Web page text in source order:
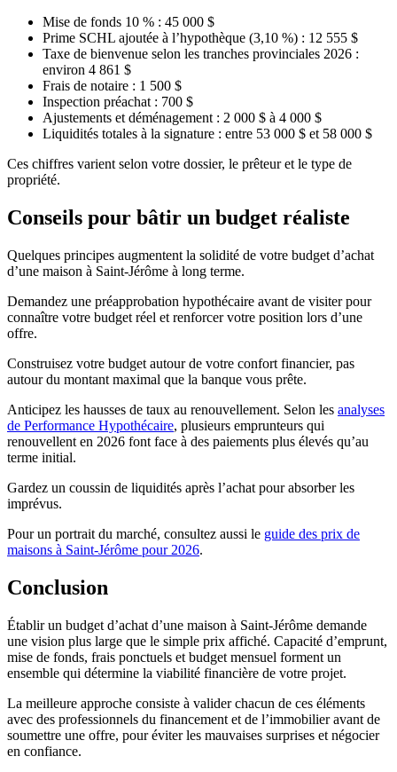
Mise de fonds 10 % : 45 000 $
Prime SCHL ajoutée à l’hypothèque (3,10 %) : 12 555 $
Taxe de bienvenue selon les tranches provinciales 2026 :
environ 4 861 $
Frais de notaire : 1 500 $
Inspection préachat : 700 $
Ajustements et déménagement : 2 000 $ à 4 000 $
Liquidités totales à la signature : entre 53 000 $ et 58 000 $
Ces chiffres varient selon votre dossier, le prêteur et le type de
propriété.
Conseils pour bâtir un budget réaliste
Quelques principes augmentent la solidité de votre budget d’achat
d’une maison à Saint-Jérôme à long terme.
Demandez une préapprobation hypothécaire avant de visiter pour
connaître votre budget réel et renforcer votre position lors d’une
offre.
Construisez votre budget autour de votre confort financier, pas
autour du montant maximal que la banque vous prête.
Anticipez les hausses de taux au renouvellement. Selon les analyses
de Performance Hypothécaire, plusieurs emprunteurs qui
renouvellent en 2026 font face à des paiements plus élevés qu’au
terme initial.
Gardez un coussin de liquidités après l’achat pour absorber les
imprévus.
Pour un portrait du marché, consultez aussi le guide des prix de
maisons à Saint-Jérôme pour 2026.
Conclusion
Établir un budget d’achat d’une maison à Saint-Jérôme demande
une vision plus large que le simple prix affiché. Capacité d’emprunt,
mise de fonds, frais ponctuels et budget mensuel forment un
ensemble qui détermine la viabilité financière de votre projet.
La meilleure approche consiste à valider chacun de ces éléments
avec des professionnels du financement et de l’immobilier avant de
soumettre une offre, pour éviter les mauvaises surprises et négocier
en confiance.